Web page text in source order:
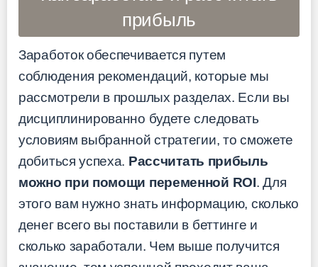
прибыль
Заработок обеспечивается путем
соблюдения рекомендаций, которые мы
рассмотрели в прошлых разделах. Если вы
дисциплинированно будете следовать
условиям выбранной стратегии, то сможете
добиться успеха. Рассчитать прибыль
можно при помощи переменной ROI. Для
этого вам нужно знать информацию, сколько
денег всего вы поставили в беттинге и
сколько заработали. Чем выше получится